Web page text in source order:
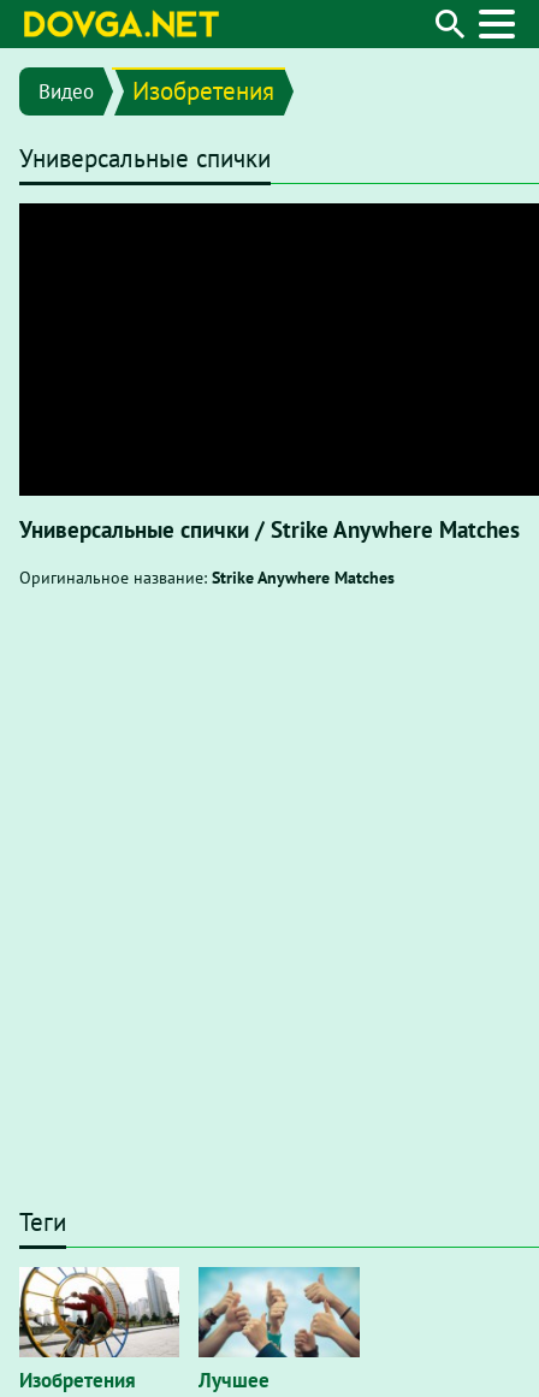
Видео Изобретения
Универсальные спички
Универсальные спички / Strike Anywhere Matches
Оригинальное название: Strike Anywhere Matches
Теги
Изобретения Лучшее